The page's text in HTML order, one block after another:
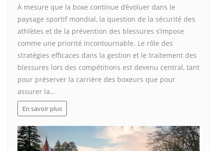
À mesure que la boxe continue d’évoluer dans le
paysage sportif mondial, la question de la sécurité des
athlètes et de la prévention des blessures s’impose
comme une priorité incontournable. Le rôle des
stratégies efficaces dans la gestion et le traitement des
blessures lors des compétitions est devenu central, tant
pour préserver la carrière des boxeurs que pour
assurer la…
En savoir plus